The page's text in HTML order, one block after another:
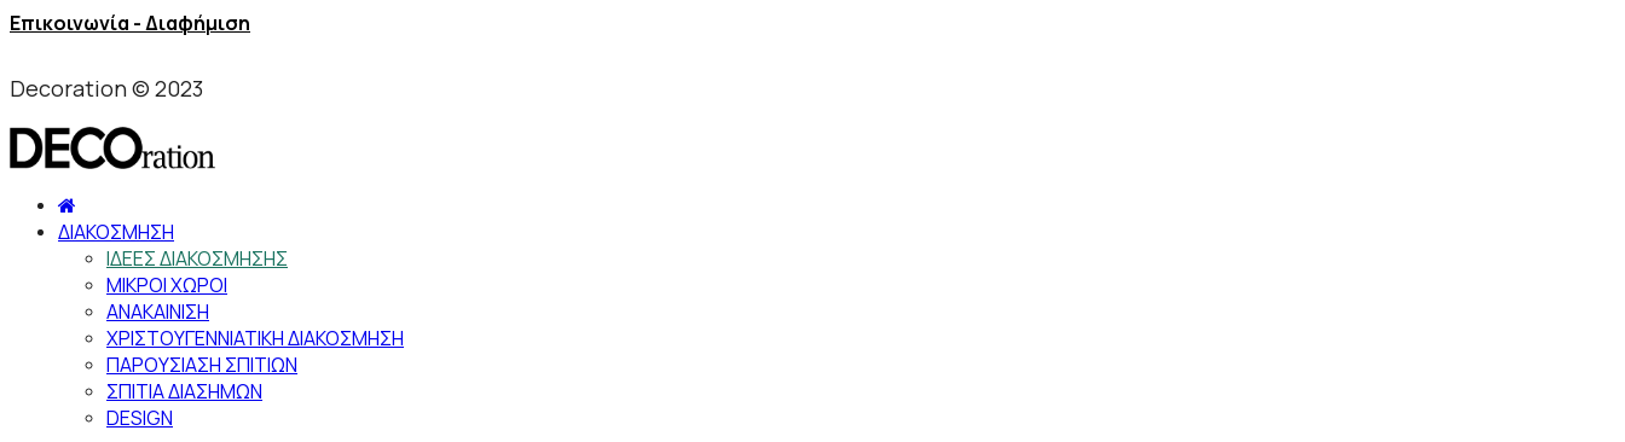
Επικοινωνία - Διαφήμιση
Decoration © 2023
ΔΙΑΚΟΣΜΗΣΗ
ΙΔΕΕΣ ΔΙΑΚΟΣΜΗΣΗΣ
ΜΙΚΡΟΙ ΧΩΡΟΙ
ΑΝΑΚΑΙΝΙΣΗ
ΧΡΙΣΤΟΥΓΕΝΝΙΑΤΙΚΗ ΔΙΑΚΟΣΜΗΣΗ
ΠΑΡΟΥΣΙΑΣΗ ΣΠΙΤΙΩΝ
ΣΠΙΤΙΑ ΔΙΑΣΗΜΩΝ
DESIGN